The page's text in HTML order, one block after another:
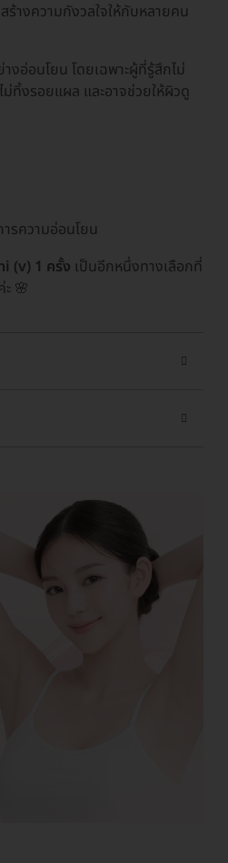
างความกังวลใจให้กับหลายคน
อ่อนโยน โดยเฉพาะผู้ที่รู้สึกไม่
ทิ้งรอยแผล และอาจช่วยให้ผิวดู
รความอ่อนโยน
(v) 1 ครั้ง เป็นอีกหนึ่งทางเลือกที่
🌸